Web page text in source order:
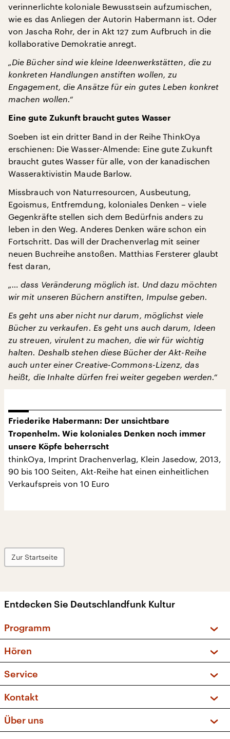
verinnerlichte koloniale Bewusstsein aufzumischen,
wie es das Anliegen der Autorin Habermann ist. Oder
von Jascha Rohr, der in Akt 127 zum Aufbruch in die
kollaborative Demokratie anregt.
„Die Bücher sind wie kleine Ideenwerkstätten, die zu
konkreten Handlungen anstiften wollen, zu
Engagement, die Ansätze für ein gutes Leben konkret
machen wollen.“
Eine gute Zukunft braucht gutes Wasser
Soeben ist ein dritter Band in der Reihe ThinkOya
erschienen: Die Wasser-Almende: Eine gute Zukunft
braucht gutes Wasser für alle, von der kanadischen
Wasseraktivistin Maude Barlow.
Missbrauch von Naturresourcen, Ausbeutung,
Egoismus, Entfremdung, koloniales Denken – viele
Gegenkräfte stellen sich dem Bedürfnis anders zu
leben in den Weg. Anderes Denken wäre schon ein
Fortschritt. Das will der Drachenverlag mit seiner
neuen Buchreihe anstoßen. Matthias Fersterer glaubt
fest daran,
„… dass Veränderung möglich ist. Und dazu möchten
wir mit unseren Büchern anstiften, Impulse geben.
Es geht uns aber nicht nur darum, möglichst viele
Bücher zu verkaufen. Es geht uns auch darum, Ideen
zu streuen, virulent zu machen, die wir für wichtig
halten. Deshalb stehen diese Bücher der Akt-Reihe
auch unter einer Creative-Commons-Lizenz, das
heißt, die Inhalte dürfen frei weiter gegeben werden.“
Friederike Habermann: Der unsichtbare
Tropenhelm. Wie koloniales Denken noch immer
unsere Köpfe beherrscht
thinkOya, Imprint Drachenverlag, Klein Jasedow, 2013,
90 bis 100 Seiten, Akt-Reihe hat einen einheitlichen
Verkaufspreis von 10 Euro
Zur Startseite
Entdecken Sie Deutschlandfunk Kultur
Programm
Sendungen und Podcasts
Musikliste
Kakadu – Das Kinderprogramm
Hören
Frequenzen (UKW + DAB+)
Service
FAQ
Apps
Newsletter
Kontakt
Social Media
Über uns